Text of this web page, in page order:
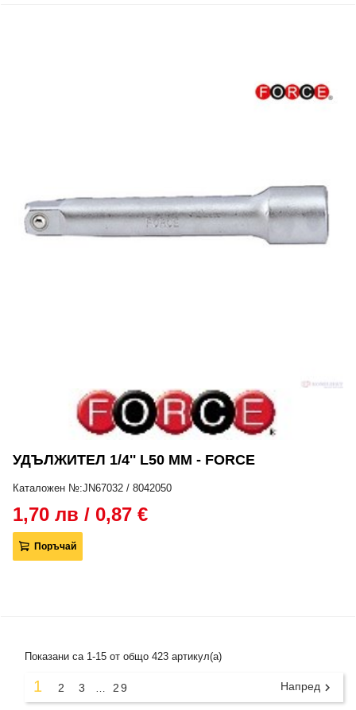
УДЪЛЖИТЕЛ 1/4'' L50 MM - FORCE
Каталожен №:JN67032 / 8042050
1,70 лв / 0,87 €
Поръчай
Показани са 1-15 от общо 423 артикул(а)
1 2 3 … 29 Напред 